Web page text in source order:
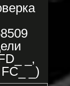
_,
_)